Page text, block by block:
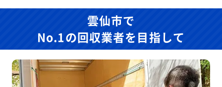
雲仙市で
No.1の回収業者を目指して